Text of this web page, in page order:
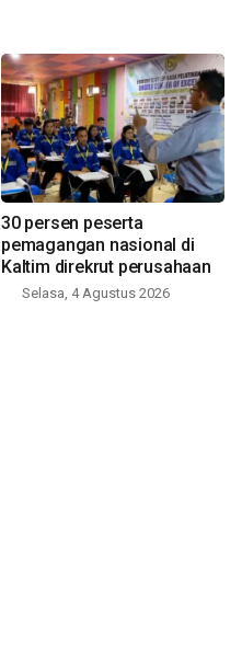
30 persen peserta
pemagangan nasional di
Kaltim direkrut perusahaan
Selasa, 4 Agustus 2026